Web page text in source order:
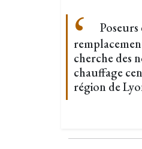
cherche des
chauffage
région de